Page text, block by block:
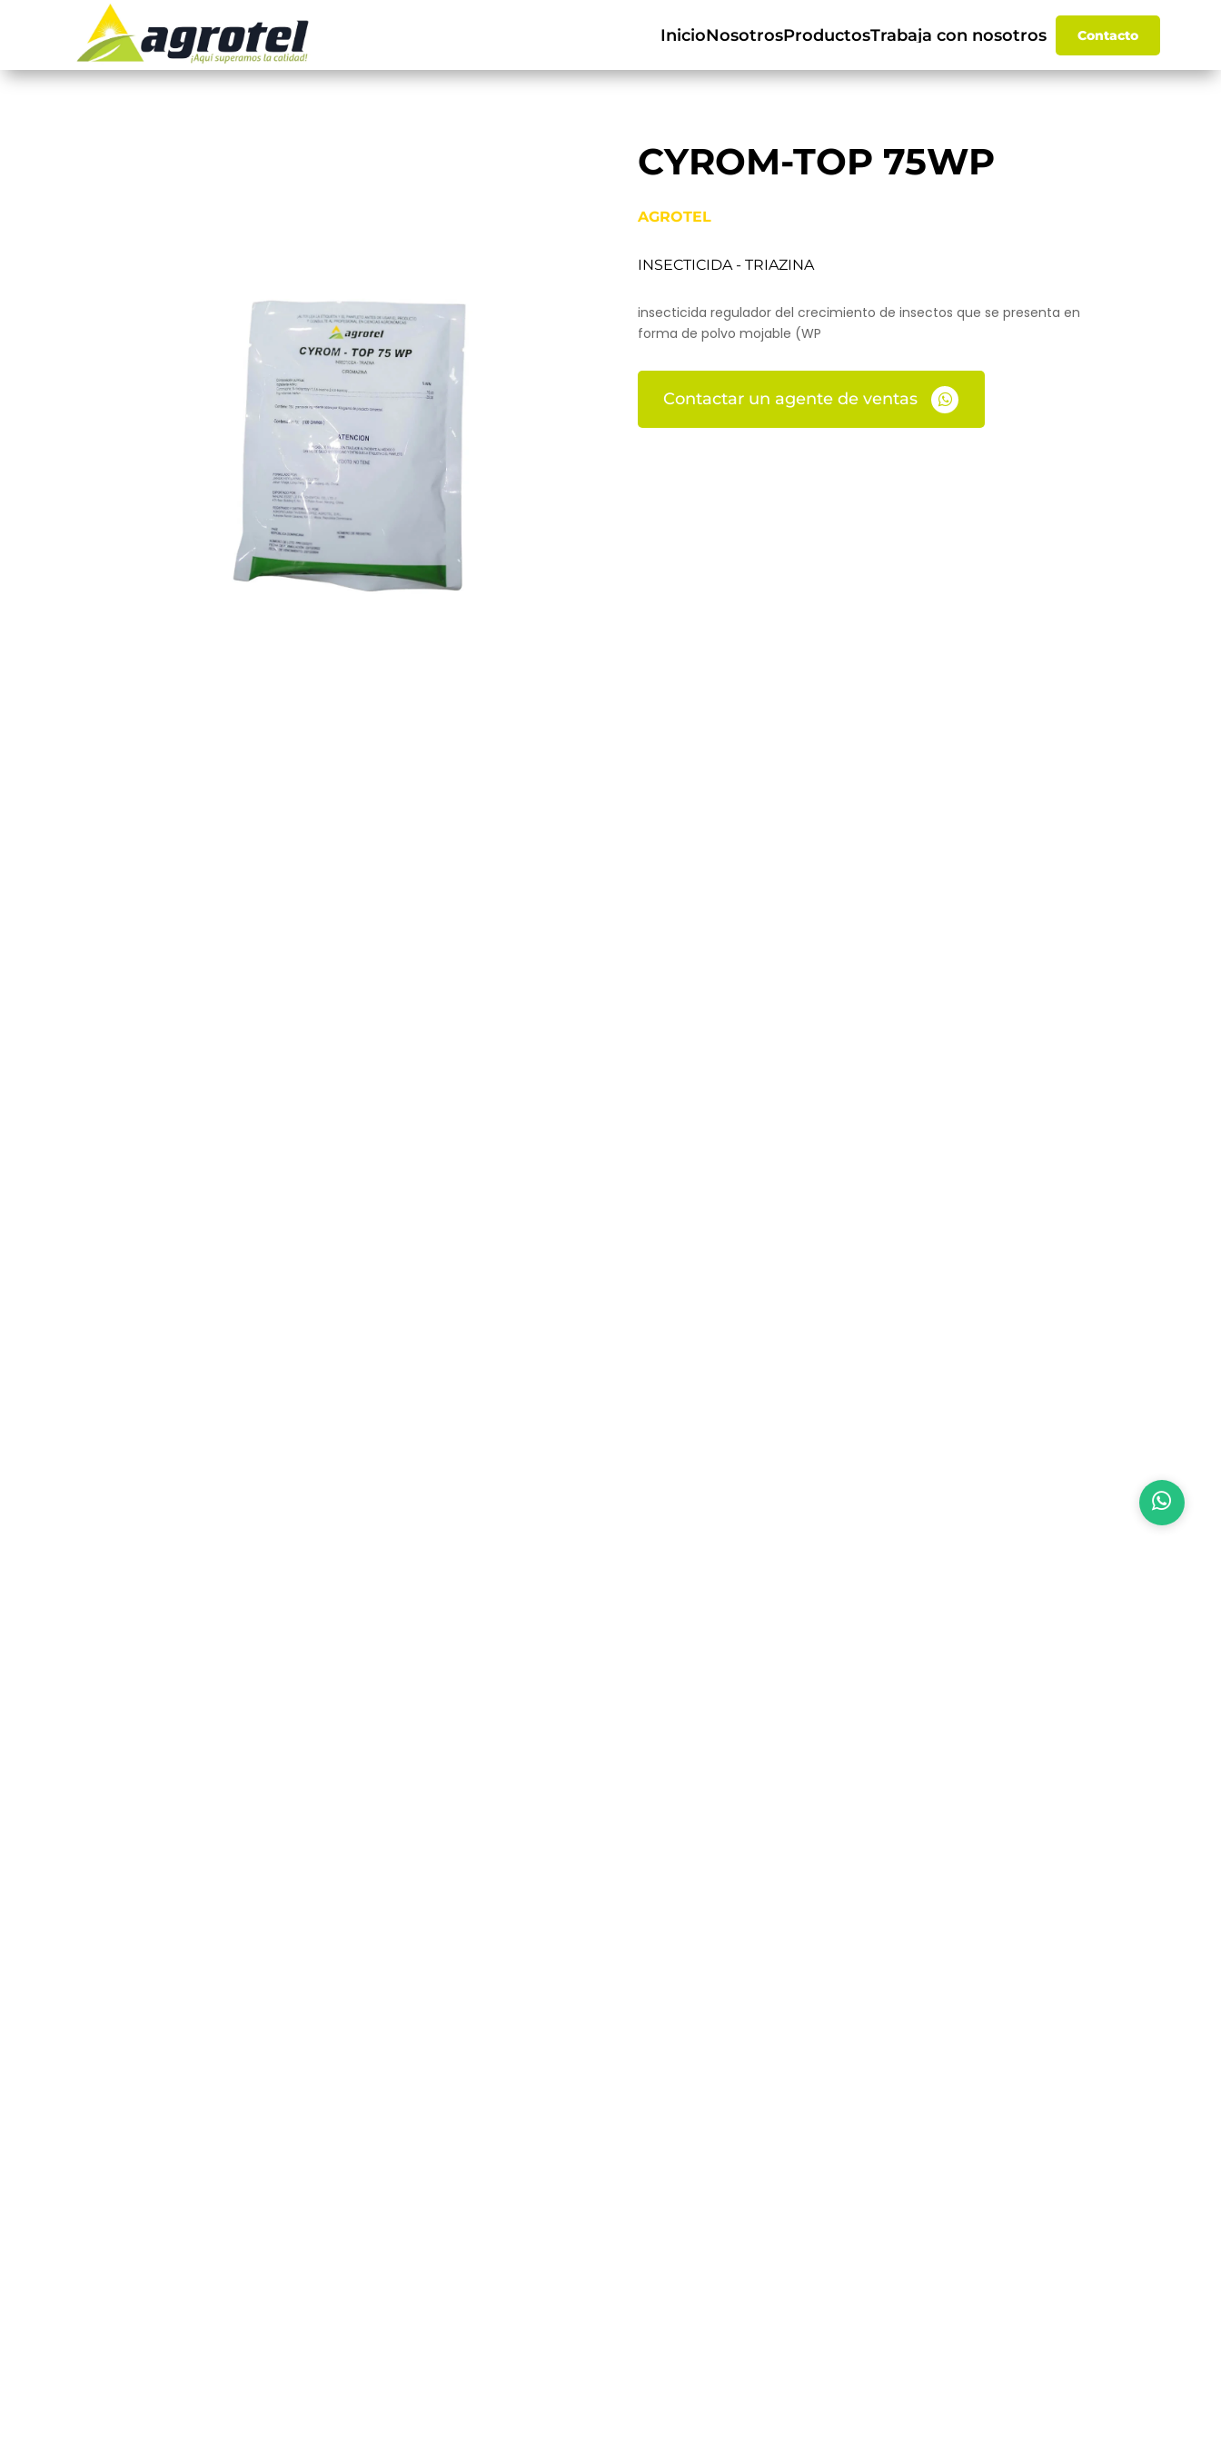
InicioNosotrosProductosTrabaja con nosotros Contacto
CYROM-TOP 75WP
AGROTEL
INSECTICIDA - TRIAZINA
insecticida regulador del crecimiento de insectos que se presenta en
forma de polvo mojable (WP

Contactar un agente de ventas